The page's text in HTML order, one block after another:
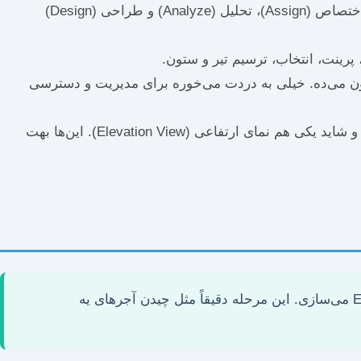
اینجا تمام دستورات اصلی مثل فایل (File)، ویرایش (Edit)، نما (View)، تعریف (Define)، ترسیم (Draw)، اختصاص (Assign)، تحلیل (Analyze) و طراحی (Design)
انتخاب، ترسیم تیر و ستون.
می‌ده. خیلی به دردت می‌خوره برای مدیریت و دسترسی
معمولاً دو یا سه پنجره می‌بینی. یکی نمای سه بعدی (3D View)، یکی نمای پلان (Plan View) و شاید یکی هم نمای ارتفاعی (Elevation View). این‌ها بهت
خب، رسیدیم به بخش جذاب مدل‌سازی! اینجا جاییه که رویاهات رو به واقعیت مجازی تبدیل می‌کنی و ساختمونت رو توی ETABS می‌سازی. این مرحله دقیقاً مثل چیدن آجرهای یه